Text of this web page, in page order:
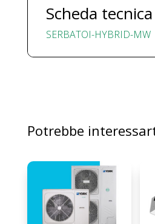
Scheda tecnica
SERBATOI-HYBRID-MW
Potrebbe